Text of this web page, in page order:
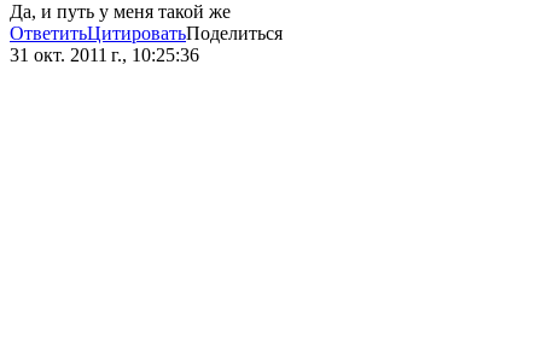
Да, и путь у меня такой же
ОтветитьЦитироватьПоделиться
31 окт. 2011 г., 10:25:36